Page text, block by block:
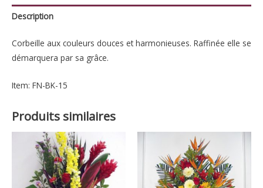
Description
Corbeille aux couleurs douces et harmonieuses. Raffinée elle se
démarquera par sa grâce.
Item: FN-BK-15
Produits similaires